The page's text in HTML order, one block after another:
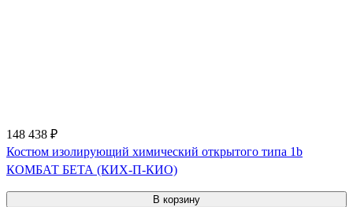
148 438 ₽
Костюм изолирующий химический открытого типа 1b
КОМБАТ БЕТА (КИХ-П-КИО)
В корзину